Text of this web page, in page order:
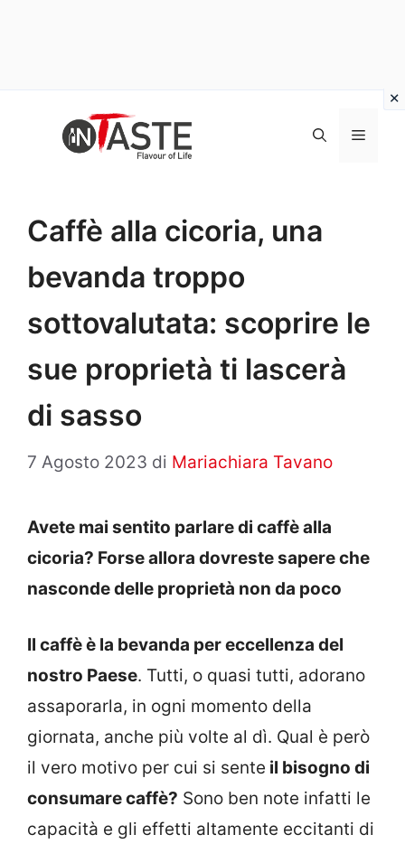
Menu
Caffè alla cicoria, una
bevanda troppo
sottovalutata: scoprire le
sue proprietà ti lascerà
di sasso
7 Agosto 2023 di Mariachiara Tavano
Avete mai sentito parlare di caffè alla
cicoria? Forse allora dovreste sapere che
nasconde delle proprietà non da poco
Il caffè è la bevanda per eccellenza del
nostro Paese. Tutti, o quasi tutti, adorano
assaporarla, in ogni momento della
giornata, anche più volte al dì. Qual è però
il vero motivo per cui si sente il bisogno di
consumare caffè? Sono ben note infatti le
capacità e gli effetti altamente eccitanti di